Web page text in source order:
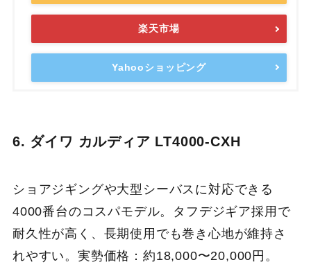
楽天市場
Yahooショッピング
6. ダイワ カルディア LT4000-CXH
ショアジギングや大型シーバスに対応できる
4000番台のコスパモデル。タフデジギア採用で
耐久性が高く、長期使用でも巻き心地が維持さ
れやすい。実勢価格：約18,000〜20,000円。